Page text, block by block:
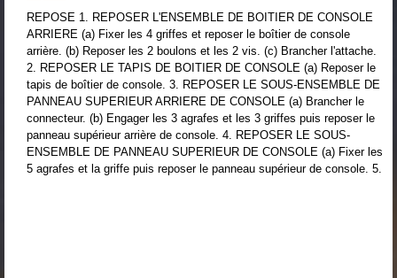
REPOSE 1. REPOSER L'ENSEMBLE DE BOITIER DE CONSOLE
ARRIERE (a) Fixer les 4 griffes et reposer le boîtier de console
arrière. (b) Reposer les 2 boulons et les 2 vis. (c) Brancher l'attache.
2. REPOSER LE TAPIS DE BOITIER DE CONSOLE (a) Reposer le
tapis de boîtier de console. 3. REPOSER LE SOUS-ENSEMBLE DE
PANNEAU SUPERIEUR ARRIERE DE CONSOLE (a) Brancher le
connecteur. (b) Engager les 3 agrafes et les 3 griffes puis reposer le
panneau supérieur arrière de console. 4. REPOSER LE SOUS-
ENSEMBLE DE PANNEAU SUPERIEUR DE CONSOLE (a) Fixer les
5 agrafes et la griffe puis reposer le panneau supérieur de console. 5.